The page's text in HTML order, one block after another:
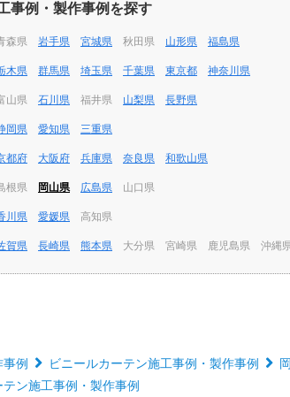
事例・製作事例を探す
森県 岩手県 宮城県 秋田県 山形県 福島県
木県 群馬県 埼玉県 千葉県 東京都 神奈川県
山県 石川県 福井県 山梨県 長野県
岡県 愛知県 三重県
都府 大阪府 兵庫県 奈良県 和歌山県
根県 岡山県 広島県 山口県
川県 愛媛県 高知県
賀県 長崎県 熊本県 大分県 宮崎県 鹿児島県 沖縄
例 ビニールカーテン施工事例・製作事例
ン施工事例・製作事例